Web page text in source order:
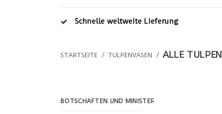
Schnelle weltweite Lieferung
STARTSEITE / TULPENVASEN / ALLE
BOTSCHAFTEN UND MINISTERIEN